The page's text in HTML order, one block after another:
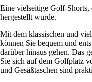
Eine vielseitige Golf-Shorts,
hergestellt wurde.
Mit dem klassischen und
können Sie bequem und
darüber hinaus gehen. Das
Sie sich auf dem Golfplatz
und Gesäßtaschen sind